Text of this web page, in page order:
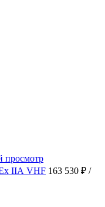
просмотр
IIА VHF 163 530 ₽ /